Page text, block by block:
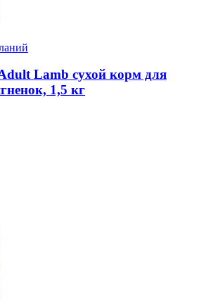
Lamb сухой корм для
1,5 кг